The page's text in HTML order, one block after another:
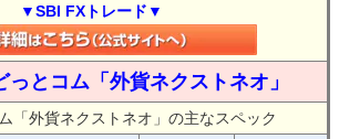
▼SBI FXトレード▼
っとコム「外貨ネクストネオ」
「外貨ネクストネオ」の主なスペック